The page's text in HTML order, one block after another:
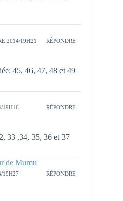
2014/19H21 RÉPONDRE
45, 46, 47, 48 et 49
19H16 RÉPONDRE
33 ,34, 35, 36 et 37
de Mumu
19H27 RÉPONDRE